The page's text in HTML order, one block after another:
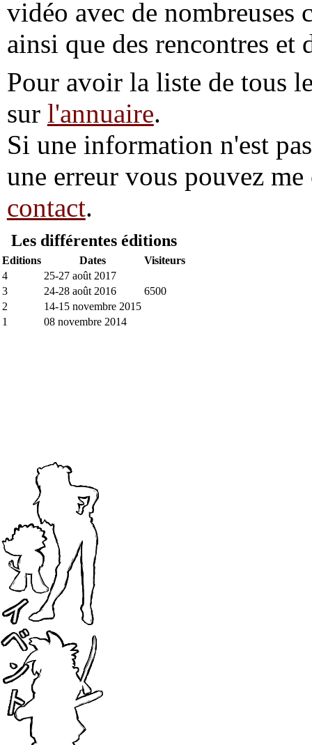
vidéo avec de nombreuses
ainsi que des rencontres
Pour avoir la liste de tous
sur l'annuaire.
Si une information n'est
une erreur vous pouvez
contact.
Les différentes éditions
Editions Dates
Visiteurs
4
25-27 août 2017
3
24-28 août 2016
6500
2
14-15 novembre 2015
1
08 novembre 2014